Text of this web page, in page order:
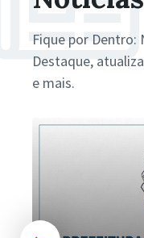
Fique por Dentro:
Destaque,
e mais.
Mais